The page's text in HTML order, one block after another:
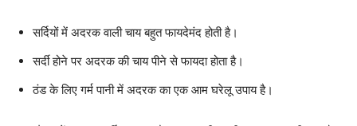
सर्दियों में अदरक वाली चाय बहुत फायदेमंद होती है।
सर्दी होने पर अदरक की चाय पीने से फायदा होता है।
ठंड के लिए गर्म पानी में अदरक का एक आम घरेलू उपाय है।